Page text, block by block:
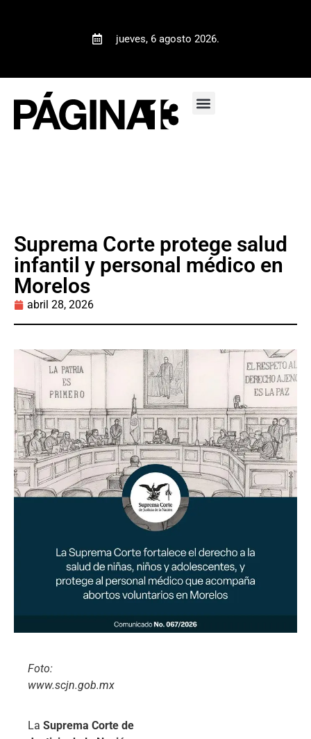
jueves, 6 agosto 2026.
Suprema Corte protege salud
infantil y personal médico en
Morelos
abril 28, 2026
Foto:
www.scjn.gob.mx
La Suprema Corte de